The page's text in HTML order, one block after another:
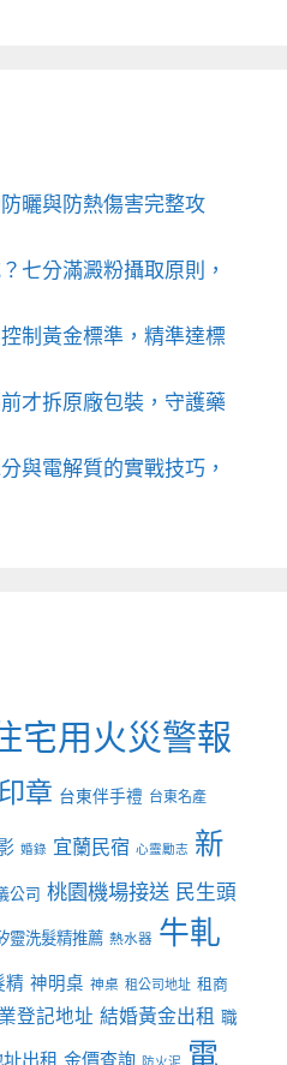
曬與防熱傷害完整攻
七分滿澱粉攝取原則，
制黃金標準，精準達標
才拆原廠包裝，守護藥
與電解質的實戰技巧，
宅用火災警報
印章 台東伴手禮 台東名產
婚錄 宜蘭民宿 心靈勵志 新
公司 桃園機場接送 民生頭
靈洗髮精推薦 熱水器 牛軋
精 神明桌 神桌 租公司地址 租商
登記地址 結婚黃金出租 職
出租 金價查詢 電